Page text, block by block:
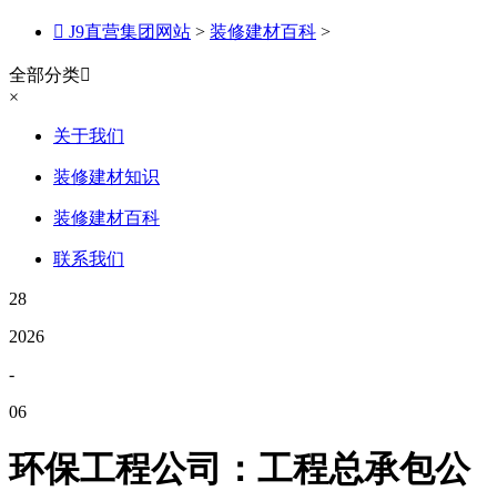
 J9直营集团网站 > 装修建材百科 >
全部分类
×
关于我们
装修建材知识
装修建材百科
联系我们
28
2026
-
06
环保工程公司：工程总承包公